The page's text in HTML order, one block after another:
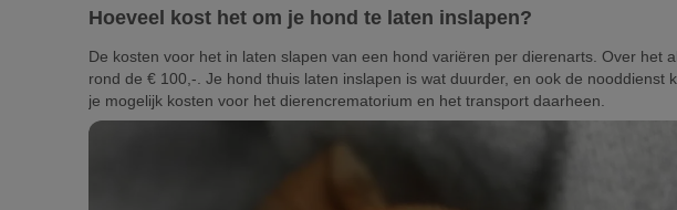
Hoeveel kost het om je hond te laten inslapen?
De kosten voor het in laten slapen van een hond variëren per dierenarts. Over het
rond de € 100,-. Je hond thuis laten inslapen is wat duurder, en ook de nooddienst
je mogelijk kosten voor het dierencrematorium en het transport daarheen.